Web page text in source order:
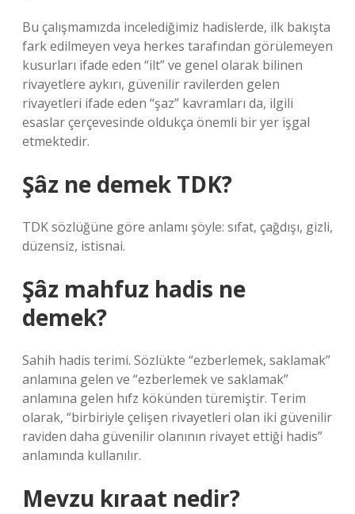
Bu çalışmamızda incelediğimiz hadislerde, ilk bakışta
fark edilmeyen veya herkes tarafından görülemeyen
kusurları ifade eden “ilt” ve genel olarak bilinen
rivayetlere aykırı, güvenilir ravilerden gelen
rivayetleri ifade eden “şaz” kavramları da, ilgili
esaslar çerçevesinde oldukça önemli bir yer işgal
etmektedir.
Şâz ne demek TDK?
TDK sözlüğüne göre anlamı şöyle: sıfat, çağdışı, gizli,
düzensiz, istisnai.
Şâz mahfuz hadis ne
demek?
Sahih hadis terimi. Sözlükte “ezberlemek, saklamak”
anlamına gelen ve “ezberlemek ve saklamak”
anlamına gelen hıfz kökünden türemiştir. Terim
olarak, “birbiriyle çelişen rivayetleri olan iki güvenilir
raviden daha güvenilir olanının rivayet ettiği hadis”
anlamında kullanılır.
Mevzu kıraat nedir?